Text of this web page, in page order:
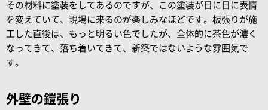
その材料に塗装をしてあるのですが、この塗装が日に日に表情
を変えていて、現場に来るのが楽しみなほどです。板張りが施
工した直後は、もっと明るい色でしたが、全体的に茶色が濃く
なってきて、落ち着いてきて、新築ではないような雰囲気で
す。
外壁の鎧張り